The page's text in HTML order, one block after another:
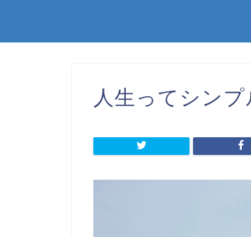
人生ってシンプ